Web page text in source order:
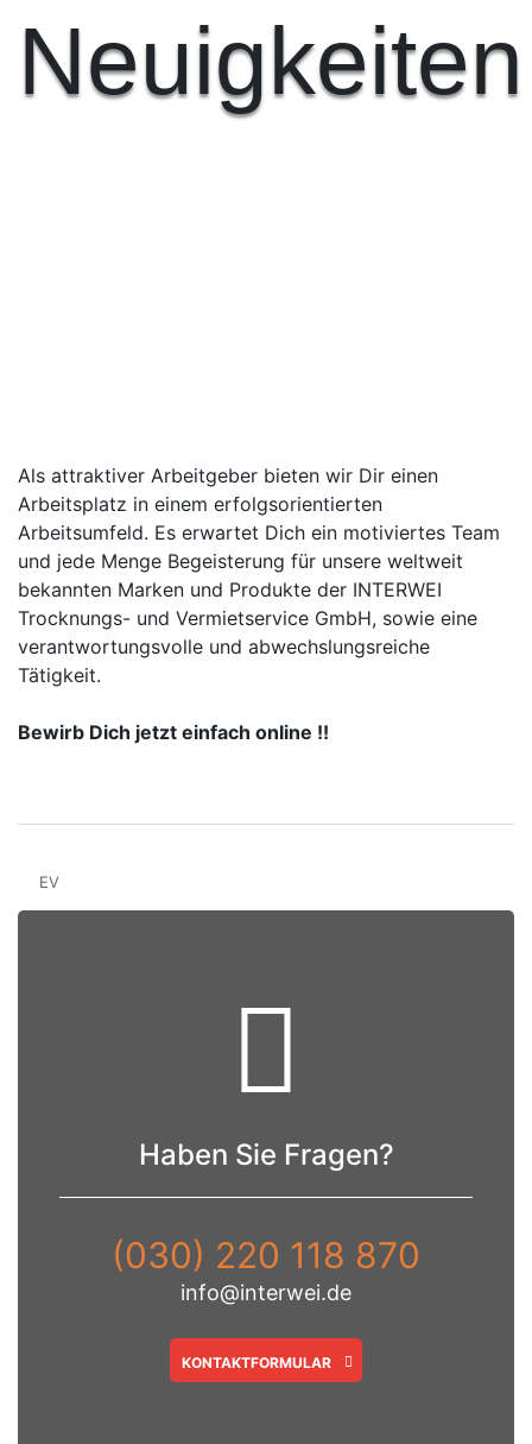
Neuigkeiten
Als attraktiver Arbeitgeber bieten wir Dir einen
Arbeitsplatz in einem erfolgsorientierten
Arbeitsumfeld. Es erwartet Dich ein motiviertes Team
und jede Menge Begeisterung für unsere weltweit
bekannten Marken und Produkte der INTERWEI
Trocknungs- und Vermietservice GmbH, sowie eine
verantwortungsvolle und abwechslungsreiche
Tätigkeit.
Bewirb Dich jetzt einfach online !!
EV
Haben Sie Fragen?
(030) 220 118 870
info@interwei.de
KONTAKTFORMULAR